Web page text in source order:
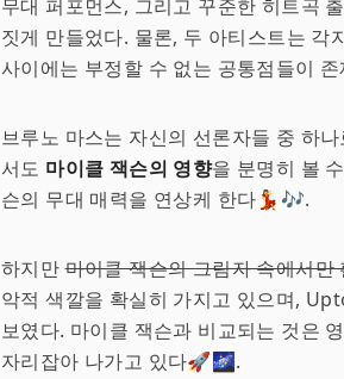
무대 퍼포먼스, 그리고 꾸준한 히트곡
짓게 만들었다. 물론, 두 아티스트는 각
사이에는 부정할 수 없는 공통점들이
브루노 마스는 자신의 선론자들 중 하
서도 마이클 잭슨의 영향을 분명히 볼
슨의 무대 매력을 연상케 한다💃🎶.
하지만마이클 잭슨의 그림자 속에서
악적 색깔을 확실히 가지고 있으며,
보였다. 마이클 잭슨과 비교되는 것은
자리잡아 나가고 있다🚀🌌.